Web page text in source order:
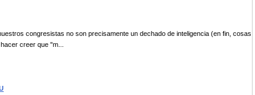
congresistas no son precisamente un dechado de inteligencia (en fin, cosas
creer que "m...